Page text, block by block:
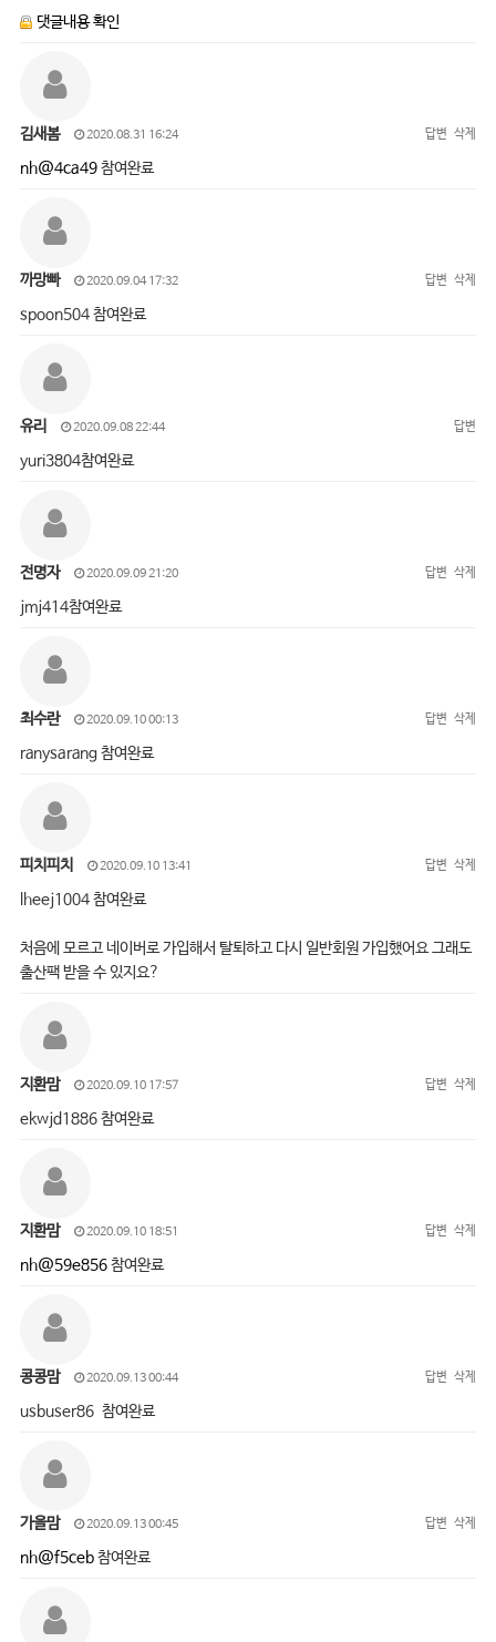
댓글내용 확인
김새봄 2020.08.31 16:24 답변 삭제
nh@4ca49참여완료
까망빠 2020.09.04 17:32 답변 삭제
spoon504 참여완료
유리 2020.09.08 22:44 답변
yuri3804참여완료
전명자 2020.09.09 21:20 답변 삭제
jmj414참여완료
최수란 2020.09.10 00:13 답변 삭제
ranysarang 참여완료
피치피치 2020.09.10 13:41 답변 삭제
lheej1004 참여완료
처음에 모르고 네이버로 가입해서 탈퇴하고 다시 일반회원 가입했어요 그래도
출산팩 받을 수 있지요?
지환맘 2020.09.10 17:57 답변 삭제
ekwjd1886 참여완료
지환맘 2020.09.10 18:51 답변 삭제
nh@59e856참여완료
콩콩맘 2020.09.13 00:44 답변 삭제
usbuser86 참여완료
가을맘 2020.09.13 00:45 답변 삭제
nh@f5ceb참여완료